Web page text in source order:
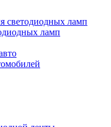
светодиодных ламп
ламп